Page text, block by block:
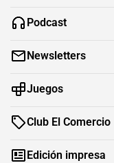
Podcast
Newsletters
Juegos
Club El Comercio
Edición impresa